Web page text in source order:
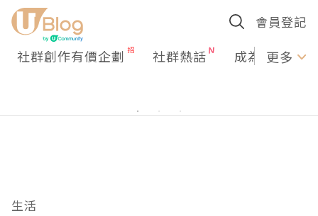
會員登記
社群創作有價企劃 社群熱話 成為U更多
生活